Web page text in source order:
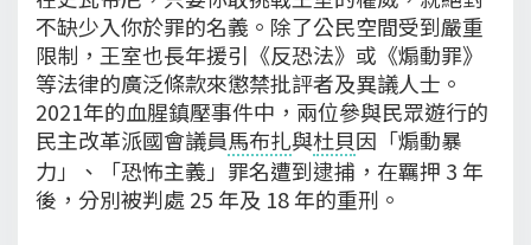
不缺少入你於罪的名義。除了公民空間受到嚴重
限制，王室也長年援引《反恐法》或《煽動罪》
等法律的廣泛條款來懲禁批評者及異議人士。
2021年的血腥鎮壓事件中，兩位參與民眾遊行的
民主改革派國會議員馬布扎與杜貝因「煽動暴
力」、「恐怖主義」罪名遭到逮捕，在羈押 3 年
後，分別被判處 25 年及 18 年的重刑。